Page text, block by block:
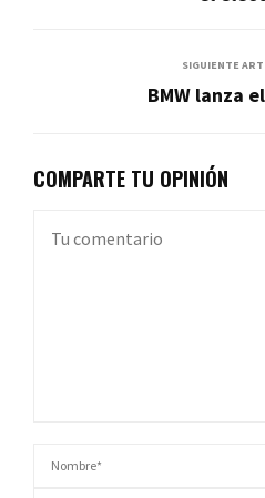
SIGUIENTE
BMW lanza
COMPARTE TU OPINIÓN